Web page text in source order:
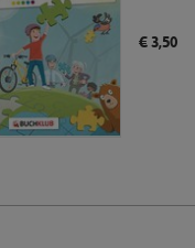
Preis:
€ 3,50